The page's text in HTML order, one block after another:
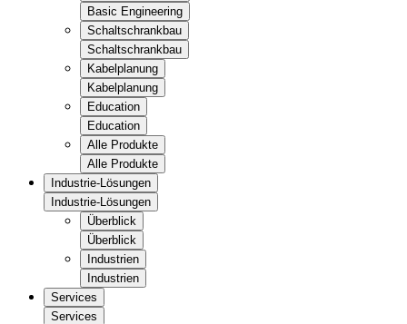
Basic Engineering
Schaltschrankbau
Schaltschrankbau
Kabelplanung
Kabelplanung
Education
Education
Alle Produkte
Alle Produkte
Industrie-Lösungen
Industrie-Lösungen
Überblick
Überblick
Industrien
Industrien
Services
Services